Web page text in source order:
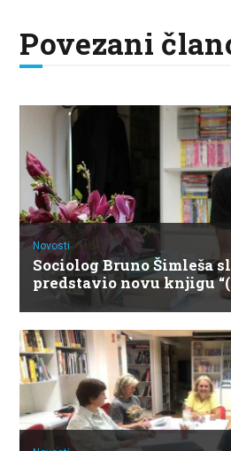
Povezani
Novosti
Sociolog Bruno Šimleša
predstavio novu knjigu